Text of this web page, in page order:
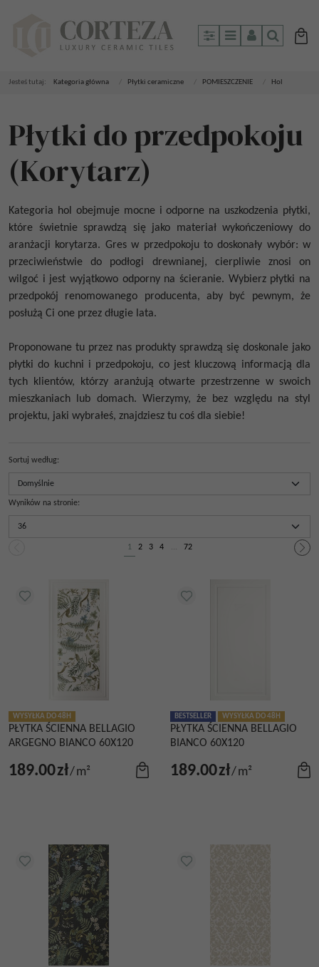
PanelMenuPanelSzukaj
Jesteś tutaj: Kategoria główna Płytki ceramiczne POMIESZCZENIE Hol
Płytki do przedpokoju
(Korytarz)
Kategoria hol obejmuje mocne i odporne na uszkodzenia płytki,
które świetnie sprawdzą się jako materiał wykończeniowy do
aranżacji korytarza. Gres w przedpokoju to doskonały wybór: w
przeciwieństwie do podłogi drewnianej, cierpliwie znosi on
wilgoć i jest wyjątkowo odporny na ścieranie. Wybierz płytki na
przedpokój renomowanego producenta, aby być pewnym, że
posłużą Ci one przez długie lata.
Proponowane tu przez nas produkty sprawdzą się doskonale jako
płytki do kuchni i przedpokoju, co jest kluczową informacją dla
tych klientów, którzy aranżują otwarte przestrzenne w swoich
mieszkaniach lub domach. Wierzymy, że bez względu na styl
projektu, jaki wybrałeś, znajdziesz tu coś dla siebie!
Sortuj według:
Wyników na stronie:
1 2 3 4 ... 72
WYSYŁKA DO 48H
PŁYTKA ŚCIENNA BELLAGIO
ARGEGNO BIANCO 60X120
189.00zł/m²
BESTSELLER WYSYŁKA DO 48H
PŁYTKA ŚCIENNA BELLAGIO
BIANCO 60X120
189.00zł/m²